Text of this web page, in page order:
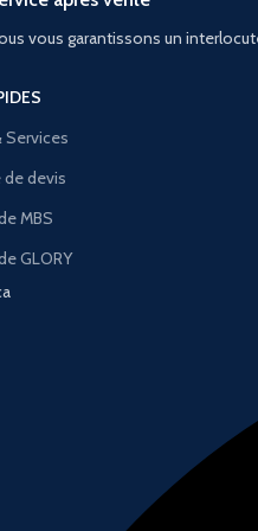
vous garantissons un
Services
devis
MBS
GLORY